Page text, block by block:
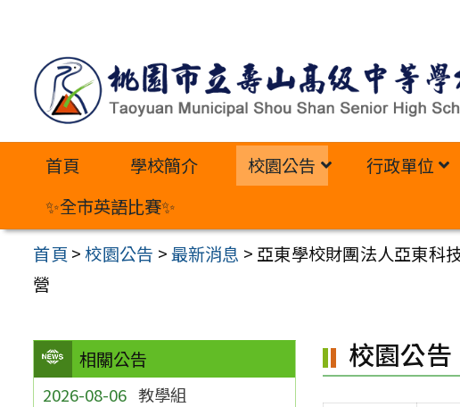
內
首頁 學校簡介 校園公告 行政單位
✨全市英語比賽✨
首頁 >校園公告 >最新消息 > 亞東學校財團法人亞東科
營
相關公告
2026-08-06 教學組
校園公告